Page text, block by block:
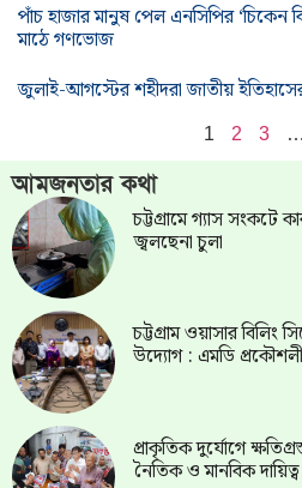
পাঁচ হাজার মানুষ পেল এনসিপির ‘চিকেন
মাঠে গণভোজ
জুলাই-আগস্টের শহীদরা জাতীয়
1 2 3 …
আমজনতার কথা
চট্টগ্রামে গ্যাস সংকটে
জ্বলছেনা চুলা
চট্টগ্রাম ওয়াসার বিলিং
উদ্যোগ : এমডি
প্রাকৃতিক দুর্যোগে
নৈতিক ও মানবিক